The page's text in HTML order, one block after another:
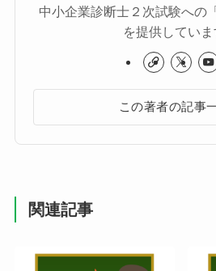
中小企業診断士２次試験への
を提供していま
この著者の記事
関連記事